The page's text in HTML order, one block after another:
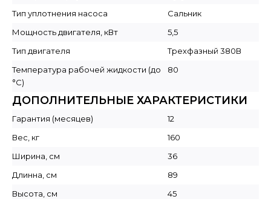
Тип уплотнения насоса
Сальник
Мощность двигателя, кВт
5,5
Тип двигателя
Трехфазный 380В
Температура рабочей жидкости (до
°C)
80
ДОПОЛНИТЕЛЬНЫЕ ХАРАКТЕРИСТИКИ
Гарантия (месяцев)
12
Вес, кг
160
Ширина, см
36
Длинна, см
89
Высота, см
45